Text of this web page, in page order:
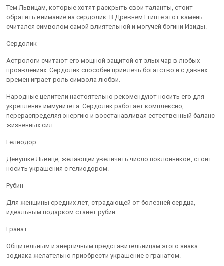
Тем Львицам, которые хотят раскрыть свои таланты, стоит
обратить внимание на сердолик. В Древнем Египте этот камень
считался символом самой влиятельной и могучей богини Изиды.
Сердолик
Астрологи считают его мощной защитой от злых чар в любых
проявлениях. Сердолик способен привлечь богатство и с давних
времен играет роль символа любви.
Народные целители настоятельно рекомендуют носить его для
укрепления иммунитета. Сердолик работает комплексно,
перераспределяя энергию и восстанавливая естественный баланс
жизненных сил.
Гелиодор
Девушке Львице, желающей увеличить число поклонников, стоит
носить украшения с гелиодором.
Рубин
Для женщины средних лет, страдающей от болезней сердца,
идеальным подарком станет рубин.
Гранат
Общительным и энергичным представительницам этого знака
зодиака желательно приобрести украшение с гранатом.